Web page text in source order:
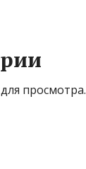
просмотра.